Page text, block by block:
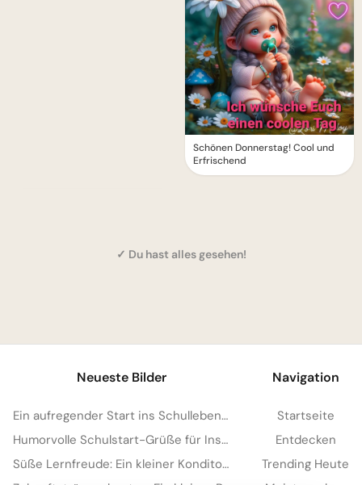
Schönen Donnerstag! Cool und
Erfrischend
✓ Du hast alles gesehen!
Neueste Bilder
Ein aufregender Start ins Schulleben: Teilen Sie diese Freude auf Facebook!
Humorvolle Schulstart-Grüße für Instagram: Bereit für den ersten Schultag?
Süße Lernfreude: Ein kleiner Konditor inspiriert für deine Instagram Story
Navigation
Startseite
Entdecken
Trending Heute